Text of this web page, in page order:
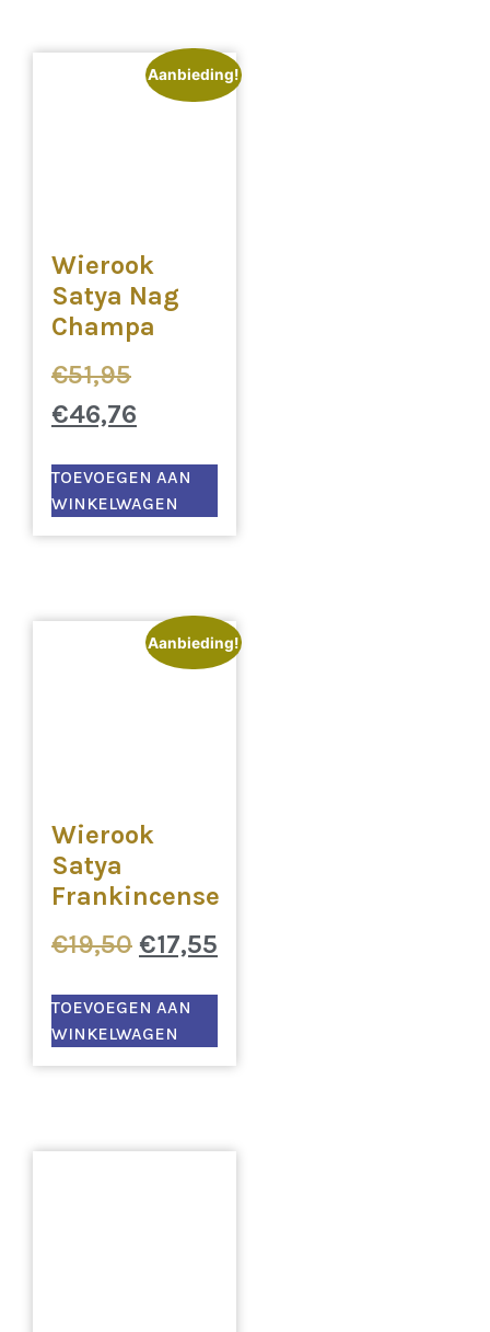
Aanbieding!
Wierook
Satya Nag
Champa
€51,95
€46,76
TOEVOEGEN AAN
WINKELWAGEN
Aanbieding!
Wierook
Satya
Frankincense
€19,50 €17,55
TOEVOEGEN AAN
WINKELWAGEN